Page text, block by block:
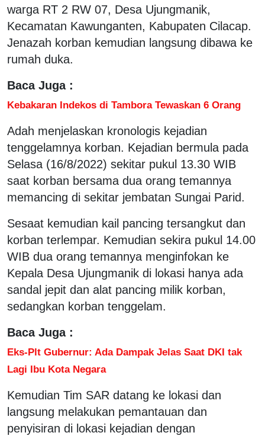
warga RT 2 RW 07, Desa Ujungmanik,
Kecamatan Kawunganten, Kabupaten Cilacap.
Jenazah korban kemudian langsung dibawa ke
rumah duka.
Baca Juga :
Kebakaran Indekos di Tambora Tewaskan 6 Orang
Adah menjelaskan kronologis kejadian
tenggelamnya korban. Kejadian bermula pada
Selasa (16/8/2022) sekitar pukul 13.30 WIB
saat korban bersama dua orang temannya
memancing di sekitar jembatan Sungai Parid.
Sesaat kemudian kail pancing tersangkut dan
korban terlempar. Kemudian sekira pukul 14.00
WIB dua orang temannya menginfokan ke
Kepala Desa Ujungmanik di lokasi hanya ada
sandal jepit dan alat pancing milik korban,
sedangkan korban tenggelam.
Baca Juga :
Eks-Plt Gubernur: Ada Dampak Jelas Saat DKI tak
Lagi Ibu Kota Negara
Kemudian Tim SAR datang ke lokasi dan
langsung melakukan pemantauan dan
penyisiran di lokasi kejadian dengan